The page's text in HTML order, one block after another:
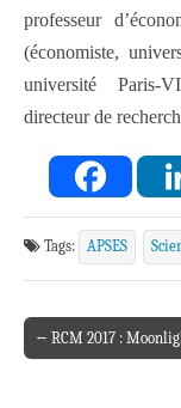
professeur
(économiste,
université Paris-
directeur de
Tags: APSES
Post navigation
← RCM 2017 :